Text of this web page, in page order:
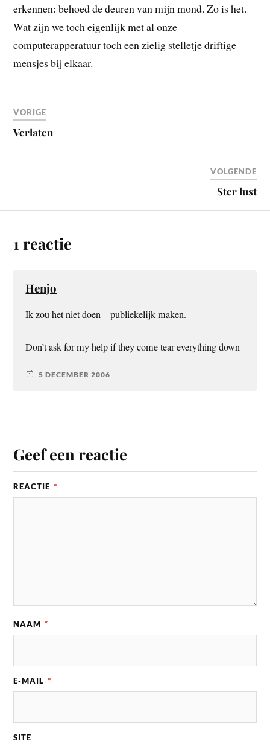
erkennen: behoed de deuren van mijn mond. Zo is het.
Wat zijn we toch eigenlijk met al onze
computerapperatuur toch een zielig stelletje driftige
mensjes bij elkaar.
VORIGE
Verlaten
VOLGENDE
Ster lust
1 reactie
Henjo
Ik zou het niet doen – publiekelijk maken.
—
Don’t ask for my help if they come tear everything down
5 DECEMBER 2006
Geef een reactie
REACTIE *
NAAM *
E-MAIL *
SITE